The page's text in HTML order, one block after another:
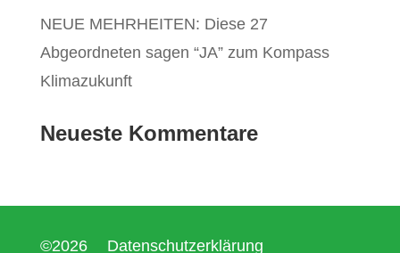
NEUE MEHRHEITEN: Diese 27
Abgeordneten sagen “JA” zum Kompass
Klimazukunft
Neueste Kommentare
©2026 Datenschutzerklärung